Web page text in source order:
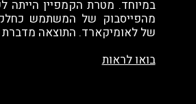
במיוחד. מטרת הקמפיין הייתה
מהפייסבוק של המשתמש
של לאומיקארד. התוצאה
בואו לראות